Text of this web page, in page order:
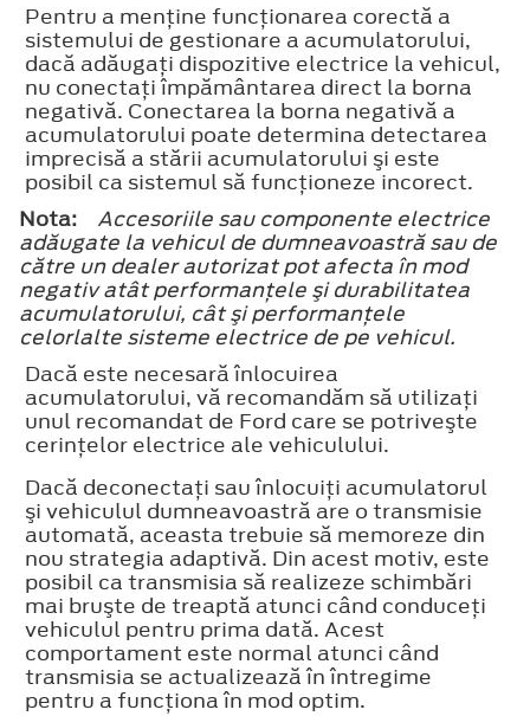
Pentru a menţine funcţionarea corectă a
sistemului de gestionare a acumulatorului,
dacă adăugaţi dispozitive electrice la vehicul,
nu conectaţi împământarea direct la borna
negativă. Conectarea la borna negativă a
acumulatorului poate determina detectarea
imprecisă a stării acumulatorului şi este
posibil ca sistemul să funcţioneze incorect.
Nota:
Accesoriile sau componente electrice
adăugate la vehicul de dumneavoastră sau de
către un dealer autorizat pot afecta în mod
negativ atât performanţele şi durabilitatea
acumulatorului, cât şi performanţele
celorlalte sisteme electrice de pe vehicul.
Dacă este necesară înlocuirea
acumulatorului, vă recomandăm să utilizaţi
unul recomandat de Ford care se potriveşte
cerinţelor electrice ale vehiculului.
Dacă deconectaţi sau înlocuiţi acumulatorul
şi vehiculul dumneavoastră are o transmisie
automată, aceasta trebuie să memoreze din
nou strategia adaptivă. Din acest motiv, este
posibil ca transmisia să realizeze schimbări
mai bruşte de treaptă atunci când conduceţi
vehiculul pentru prima dată. Acest
comportament este normal atunci când
transmisia se actualizează în întregime
pentru a funcţiona în mod optim.